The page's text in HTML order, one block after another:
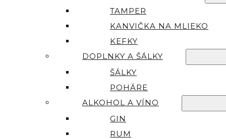
TAMPER
KANVIČKA NA MLIEKO
KEFKY
DOPLNKY A ŠÁLKY
ŠÁLKY
POHÁRE
ALKOHOL A VÍNO
GIN
RUM